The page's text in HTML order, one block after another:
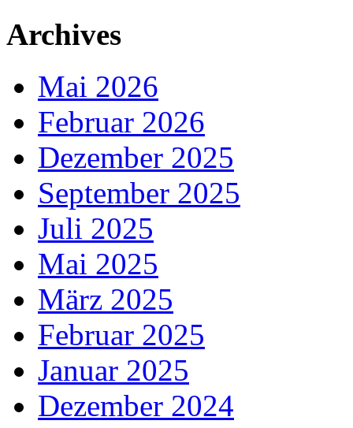
Archives
Mai 2026
Februar 2026
Dezember 2025
September 2025
Juli 2025
Mai 2025
März 2025
Februar 2025
Januar 2025
Dezember 2024